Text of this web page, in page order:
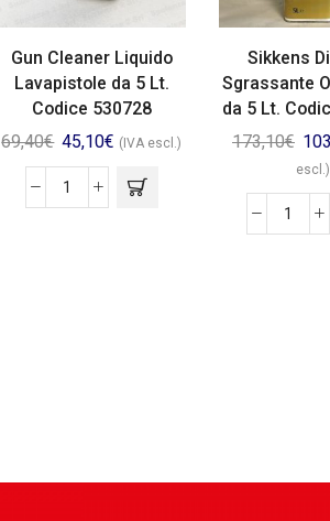
Gun Cleaner Liquido
Lavapistole da 5 Lt.
Codice 530728
69,40€ 45,10€ (IVA escl.)
Sikkens
Sgrassante
da 5 Lt.
173,10€
escl.)